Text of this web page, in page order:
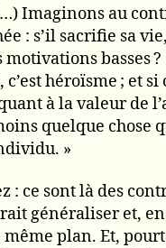
Imaginons au
: s’il sacrifie sa
motivations basses ?
héroïsme ; et si
à la valeur de
quelque chose
»
: ce sont là des
généraliser et, en
plan. Et,